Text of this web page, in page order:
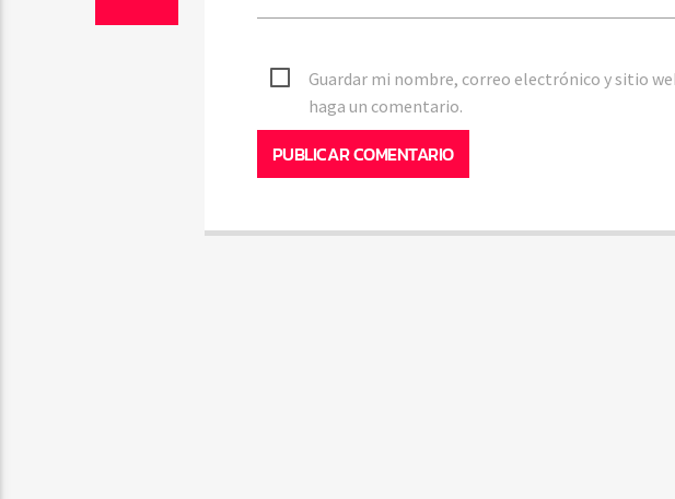
Guardar mi nombre, correo electrónico y sitio
haga un comentario.